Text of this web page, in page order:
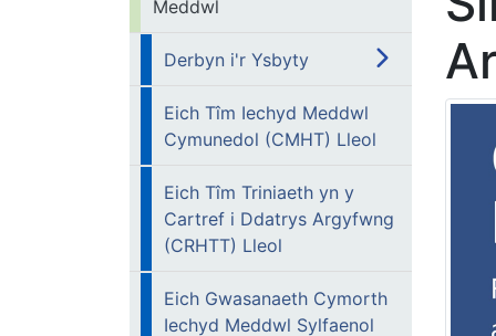
Meddwl
Derbyn i'r Ysbyty
Eich Tîm Iechyd Meddwl
Cymunedol (CMHT) Lleol
Eich Tîm Triniaeth yn y
Cartref i Ddatrys Argyfwng
(CRHTT) Lleol
Eich Gwasanaeth Cymorth
Iechyd Meddwl Sylfaenol